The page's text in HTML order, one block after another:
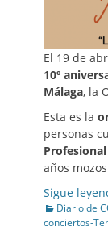
El 19 de
10º
Málaga, la
Esta es la
personas
años
Sigue
Categories
Diario de
conciertos-